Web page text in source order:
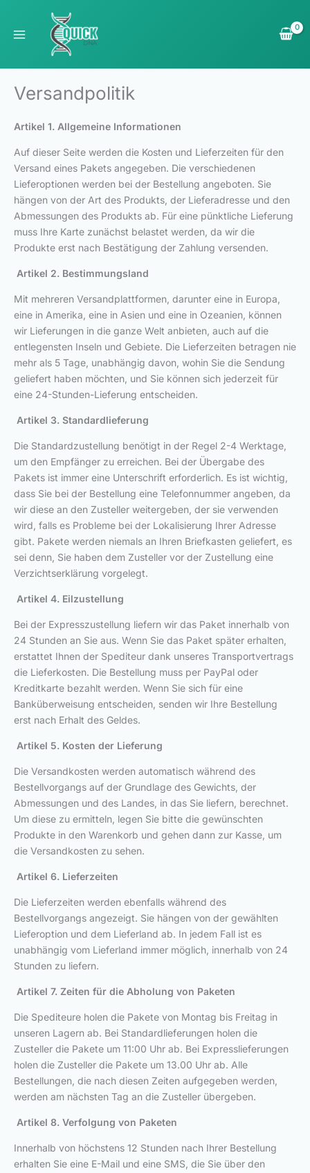
springen
Versandpolitik
Artikel 1. Allgemeine Informationen
Auf dieser Seite werden die Kosten und Lieferzeiten für den
Versand eines Pakets angegeben. Die verschiedenen
Lieferoptionen werden bei der Bestellung angeboten. Sie
hängen von der Art des Produkts, der Lieferadresse und den
Abmessungen des Produkts ab. Für eine pünktliche Lieferung
muss Ihre Karte zunächst belastet werden, da wir die
Produkte erst nach Bestätigung der Zahlung versenden.
Artikel 2. Bestimmungsland
Mit mehreren Versandplattformen, darunter eine in Europa,
eine in Amerika, eine in Asien und eine in Ozeanien, können
wir Lieferungen in die ganze Welt anbieten, auch auf die
entlegensten Inseln und Gebiete. Die Lieferzeiten betragen nie
mehr als 5 Tage, unabhängig davon, wohin Sie die Sendung
geliefert haben möchten, und Sie können sich jederzeit für
eine 24-Stunden-Lieferung entscheiden.
Artikel 3. Standardlieferung
Die Standardzustellung benötigt in der Regel 2-4 Werktage,
um den Empfänger zu erreichen. Bei der Übergabe des
Pakets ist immer eine Unterschrift erforderlich. Es ist wichtig,
dass Sie bei der Bestellung eine Telefonnummer angeben, da
wir diese an den Zusteller weitergeben, der sie verwenden
wird, falls es Probleme bei der Lokalisierung Ihrer Adresse
gibt. Pakete werden niemals an Ihren Briefkasten geliefert, es
sei denn, Sie haben dem Zusteller vor der Zustellung eine
Verzichtserklärung vorgelegt.
Artikel 4. Eilzustellung
Bei der Expresszustellung liefern wir das Paket innerhalb von
24 Stunden an Sie aus. Wenn Sie das Paket später erhalten,
erstattet Ihnen der Spediteur dank unseres Transportvertrags
die Lieferkosten. Die Bestellung muss per PayPal oder
Kreditkarte bezahlt werden. Wenn Sie sich für eine
Banküberweisung entscheiden, senden wir Ihre Bestellung
erst nach Erhalt des Geldes.
Artikel 5. Kosten der Lieferung
Die Versandkosten werden automatisch während des
Bestellvorgangs auf der Grundlage des Gewichts, der
Abmessungen und des Landes, in das Sie liefern, berechnet.
Um diese zu ermitteln, legen Sie bitte die gewünschten
Produkte in den Warenkorb und gehen dann zur Kasse, um
die Versandkosten zu sehen.
Artikel 6. Lieferzeiten
Die Lieferzeiten werden ebenfalls während des
Bestellvorgangs angezeigt. Sie hängen von der gewählten
Lieferoption und dem Lieferland ab. In jedem Fall ist es
unabhängig vom Lieferland immer möglich, innerhalb von 24
Stunden zu liefern.
Artikel 7. Zeiten für die Abholung von Paketen
Die Spediteure holen die Pakete von Montag bis Freitag in
unseren Lagern ab. Bei Standardlieferungen holen die
Zusteller die Pakete um 11:00 Uhr ab. Bei Expresslieferungen
holen die Zusteller die Pakete um 13.00 Uhr ab. Alle
Bestellungen, die nach diesen Zeiten aufgegeben werden,
werden am nächsten Tag an die Zusteller übergeben.
Artikel 8. Verfolgung von Paketen
Innerhalb von höchstens 12 Stunden nach Ihrer Bestellung
erhalten Sie eine E-Mail und eine SMS, die Sie über den